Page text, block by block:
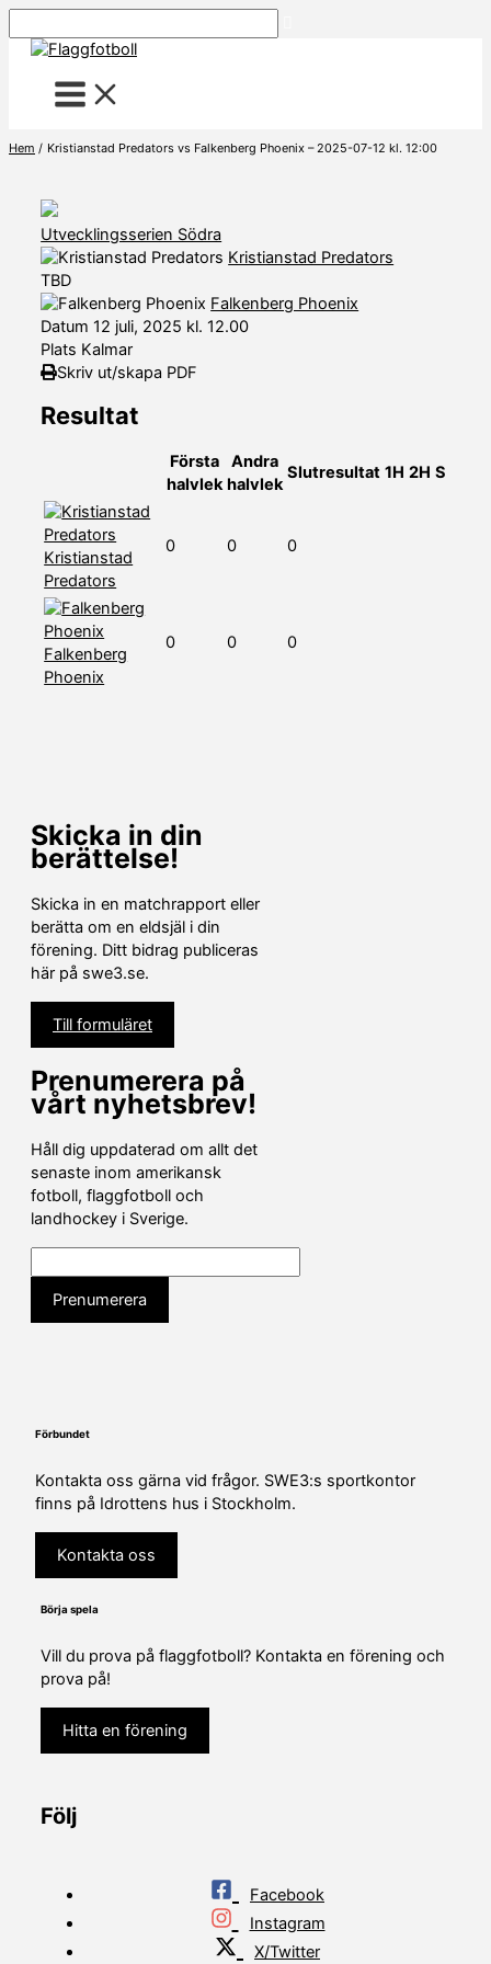
till
Hem Kristianstad Predators vs Falkenberg Phoenix – 2025-07-12 kl. 12:00
Utvecklingsserien Södra
Kristianstad Predators
TBD
Falkenberg Phoenix
Datum 12 juli, 2025 kl. 12.00
Plats Kalmar
Skriv ut/skapa PDF
Resultat
Första
halvlek
Andra
halvlek
Slutresultat 1H 2H S
Kristianstad
Predators
0 0 0
Falkenberg
Phoenix
0 0 0
Skicka in din
berättelse!
Skicka in en matchrapport eller
berätta om en eldsjäl i din
förening. Ditt bidrag publiceras
här på swe3.se.
Till formuläret
Prenumerera på
vårt nyhetsbrev!
Håll dig uppdaterad om allt det
senaste inom amerikansk
fotboll, flaggfotboll och
landhockey i Sverige.
Förbundet
Kontakta oss gärna vid frågor. SWE3:s sportkontor
finns på Idrottens hus i Stockholm.
Kontakta oss
Börja spela
Vill du prova på flaggfotboll? Kontakta en förening och
prova på!
Hitta en förening
Följ
Facebook
Instagram
X/Twitter